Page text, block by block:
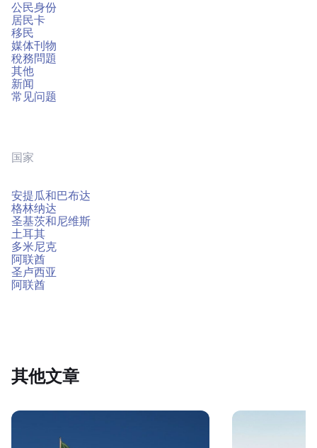
公民身份
居民卡
移民
媒体刊物
稅務問題
其他
新闻
常见问题
国家
安提瓜和巴布达
格林纳达
圣基茨和尼维斯
土耳其
多米尼克
阿联酋
圣卢西亚
阿联酋
其他文章